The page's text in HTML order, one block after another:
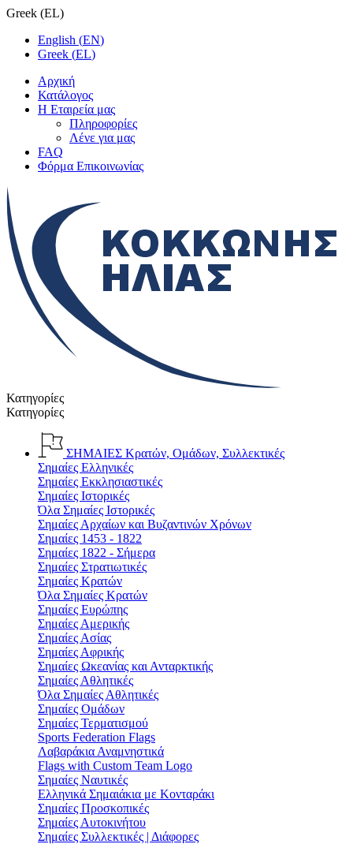
Greek (EL)
English (EN)
Greek (EL)
Αρχική
Κατάλογος
Η Εταιρεία μας
Πληροφορίες
Λένε για μας
FAQ
Φόρμα Επικοινωνίας
Κατηγορίες
Κατηγορίες
ΣΗΜΑΙΕΣ Κρατών, Ομάδων, Συλλεκτικές
Σημαίες Ελληνικές
Σημαίες Εκκλησιαστικές
Σημαίες Ιστορικές
Όλα Σημαίες Ιστορικές
Σημαίες Αρχαίων και Βυζαντινών Χρόνων
Σημαίες 1453 - 1822
Σημαίες 1822 - Σήμερα
Σημαίες Στρατιωτικές
Σημαίες Κρατών
Όλα Σημαίες Κρατών
Σημαίες Ευρώπης
Σημαίες Αμερικής
Σημαίες Ασίας
Σημαίες Αφρικής
Σημαίες Ωκεανίας και Ανταρκτικής
Σημαίες Αθλητικές
Όλα Σημαίες Αθλητικές
Σημαίες Ομάδων
Σημαίες Τερματισμού
Sports Federation Flags
Λαβαράκια Αναμνηστικά
Flags with Custom Team Logo
Σημαίες Ναυτικές
Ελληνικά Σημαιάκια με Κονταράκι
Σημαίες Προσκοπικές
Σημαίες Αυτοκινήτου
Σημαίες Συλλεκτικές | Διάφορες